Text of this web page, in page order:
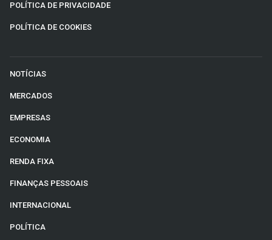
POLÍTICA DE PRIVACIDADE
POLÍTICA DE COOKIES
NOTÍCIAS
MERCADOS
EMPRESAS
ECONOMIA
RENDA FIXA
FINANÇAS PESSOAIS
INTERNACIONAL
POLÍTICA